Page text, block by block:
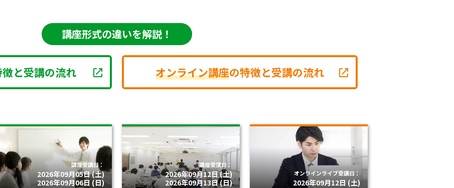
講座形式の違いを解説！
と受講の流れ オンライン講座の特徴と受講の流れ
講座受講日：
2026年09月05日 (土)
2026年09月06日 (日)
講座受講日：
2026年09月12日 (土)
2026年09月13日 (日)
オンラインライブ受講日：
2026年09月12日 (土)